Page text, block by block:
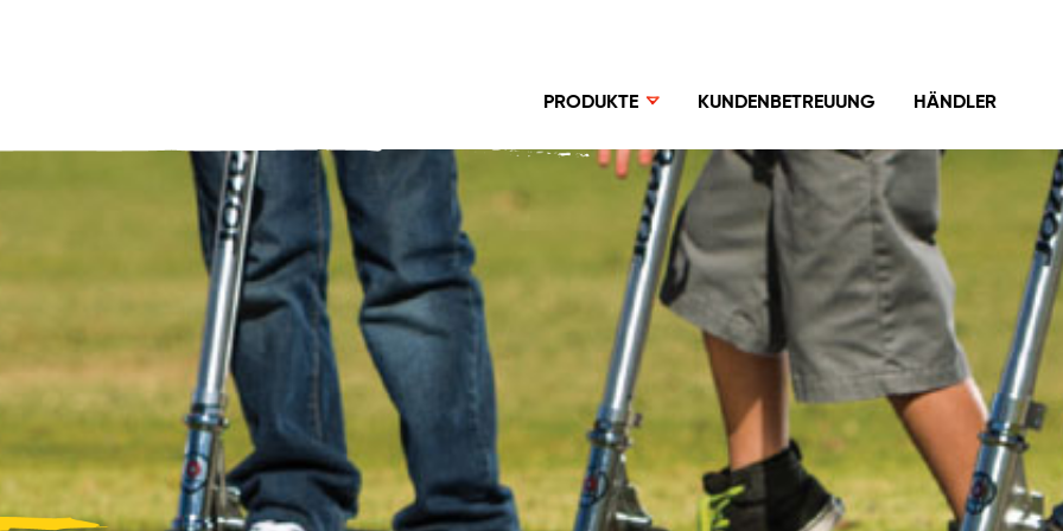
PRODUKTE KUNDENBETREUUNG HÄNDLER